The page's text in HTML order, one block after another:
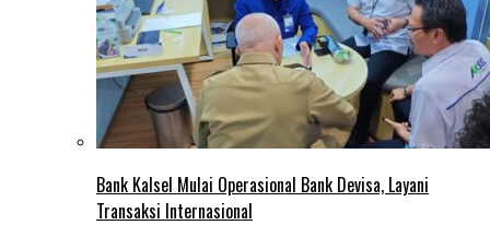
Bank Kalsel Mulai Operasional Bank Devisa, Layani
Transaksi Internasional